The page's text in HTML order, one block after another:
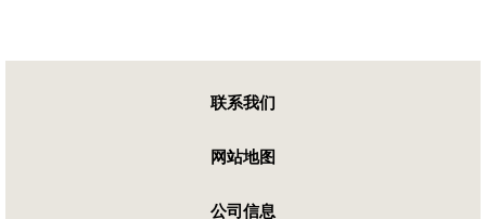
联系我们
网站地图
公司信息